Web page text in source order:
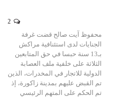
محفوظ آيت صالح قضت غرفة
الجنايات لدى استئنافية مراكش
بـ13 سنة حبسا في حق المتابعين
الثلاثة على خلفية ملف العصابة
الدولية للاتجار في المخدرات، الذين
تم القبض عليهم بمدينة زاكورة، إذ
تم الحكم على المتهم الرئيسي